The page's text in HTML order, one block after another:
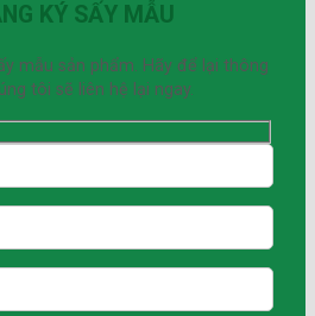
KÝ SẤY MẪU
mẫu sản phẩm. Hãy để lại thông
tôi sẽ liên hệ lại ngay.